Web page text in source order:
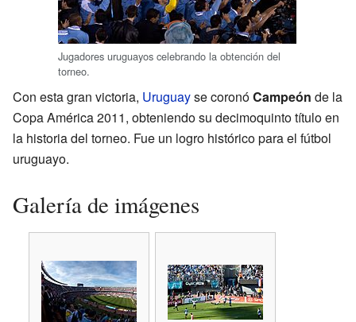
Jugadores uruguayos celebrando la obtención del
torneo.
Con esta gran victoria, Uruguayse coronóCampeón de la
Copa América 2011, obteniendo su decimoquinto título en
la historia del torneo. Fue un logro histórico para el fútbol
uruguayo.
Galería de imágenes